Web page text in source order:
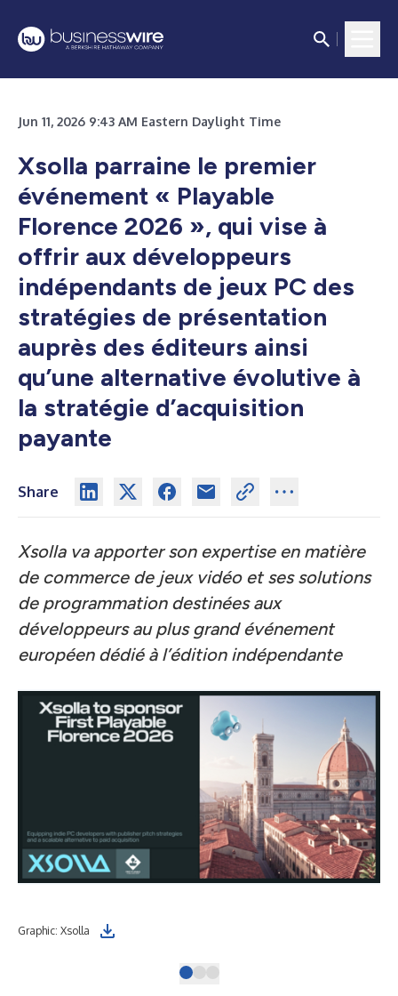
Jun 11, 2026 9:43 AM Eastern Daylight Time
Xsolla parraine le premier
événement « Playable
Florence 2026 », qui vise à
offrir aux développeurs
indépendants de jeux PC des
stratégies de présentation
auprès des éditeurs ainsi
qu’une alternative évolutive à
la stratégie d’acquisition
payante
Share
Xsolla va apporter son expertise en matière
de commerce de jeux vidéo et ses solutions
de programmation destinées aux
développeurs au plus grand événement
européen dédié à l’édition indépendante
Graphic: Xsolla